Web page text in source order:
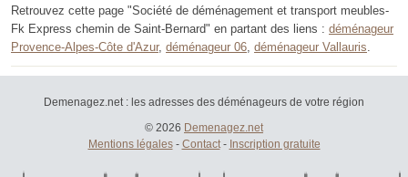
Retrouvez cette page "Société de déménagement et transport meubles-
Fk Express chemin de Saint-Bernard" en partant des liens : déménageur
Provence-Alpes-Côte d'Azur, déménageur 06, déménageur Vallauris.
Demenagez.net : les adresses des déménageurs de votre région
© 2026 Demenagez.net
Mentions légales- Contact- Inscription gratuite